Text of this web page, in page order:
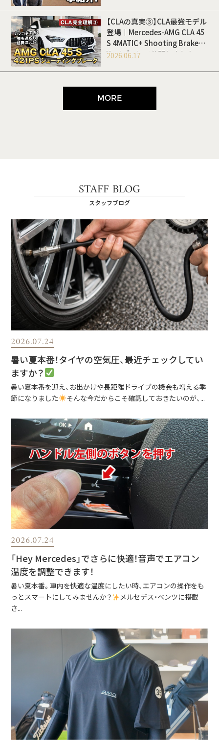
【CLAの真実③】CLA最強モデル
登場｜Mercedes-AMG CLA 45
S 4MATIC+ Shooting Brakeを
Youtubeにて公開しました
2026.06.17
MORE
STAFF BLOG
スタッフブログ
2026.07.24
暑い夏本番！タイヤの空気圧、最近チェックしてい
ますか？
暑い夏本番を迎え、お出かけや長距離ドライブの機会も増える季
節になりました
そんな今だからこそ確認しておきたいのが、...
2026.07.24
「Hey Mercedes」でさらに快適！音声でエアコン
温度を調整できます！
暑い夏本番。車内を快適な温度にしたい時、エアコンの操作をも
っとスマートにしてみませんか？
メルセデス・ベンツに搭載
さ...